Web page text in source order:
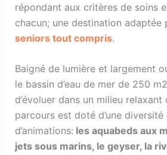
répondant aux critères de soins
chacun; une destination adaptée
seniors tout compris.
Baigné de lumière et largement
le bassin d’eau de mer de 250
d’évoluer dans un milieu
parcours est doté d’une
d’animations: les aquabeds aux
jets sous marins, le geyser, la